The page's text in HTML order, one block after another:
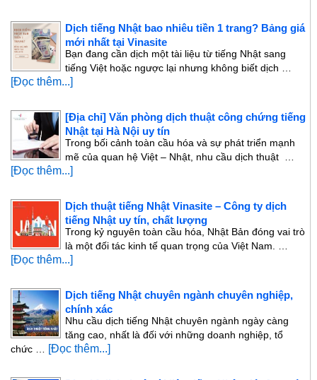
Dịch tiếng Nhật bao nhiêu tiền 1 trang? Bảng giá
mới nhất tại Vinasite
Bạn đang cần dịch một tài liệu từ tiếng Nhật sang
tiếng Việt hoặc ngược lại nhưng không biết dịch …
[Đọc thêm...]
[Địa chỉ] Văn phòng dịch thuật công chứng tiếng
Nhật tại Hà Nội uy tín
Trong bối cảnh toàn cầu hóa và sự phát triển mạnh
mẽ của quan hệ Việt – Nhật, nhu cầu dịch thuật …
[Đọc thêm...]
Dịch thuật tiếng Nhật Vinasite – Công ty dịch
tiếng Nhật uy tín, chất lượng
Trong kỷ nguyên toàn cầu hóa, Nhật Bản đóng vai trò
là một đối tác kinh tế quan trọng của Việt Nam. …
[Đọc thêm...]
Dịch tiếng Nhật chuyên ngành chuyên nghiệp,
chính xác
Nhu cầu dịch tiếng Nhật chuyên ngành ngày càng
tăng cao, nhất là đối với những doanh nghiệp, tổ
chức … [Đọc thêm...]